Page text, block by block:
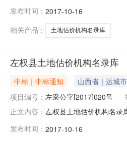
行政便民服务中心八楼
发布时间： 2017-10-16
相关产品：
土地估价机构名录库
左权县土地估价机构名录库
中标｜中标通知
山西省｜运城
项目编号： 左采公字[2017]020号
正文内容： 左权县土地估价机构名
中标（成交）供应商名称
发布时间： 2017-10-16